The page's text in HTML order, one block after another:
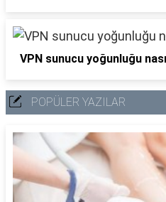
VPN sunucu yoğunluğu
POPÜLER YAZILAR